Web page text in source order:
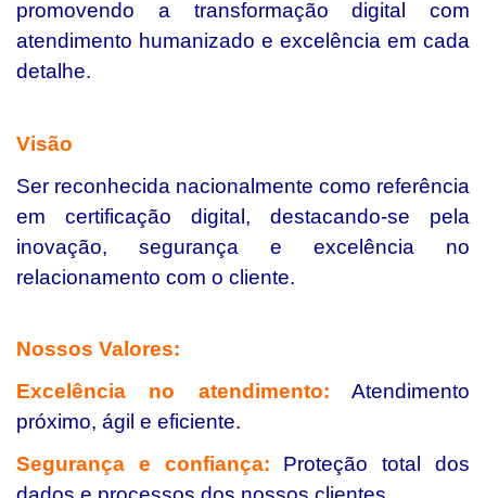
promovendo a transformação digital com
atendimento humanizado e excelência em cada
detalhe.
Visão
Ser reconhecida nacionalmente como referência
em certificação digital, destacando-se pela
inovação, segurança e excelência no
relacionamento com o cliente.
Nossos Valores:
Excelência no atendimento:
Atendimento
próximo, ágil e eficiente.
Segurança e confiança:
Proteção total dos